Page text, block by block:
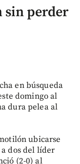
sin perder
en búsqueda
domingo al
dura pelea al
ubicarse
dos del líder
(2-0) al